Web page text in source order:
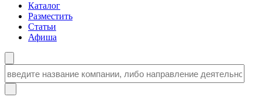
Каталог
Разместить
Статьи
Афиша